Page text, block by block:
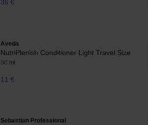
36 €
Aveda
NutriPlenish Conditioner Light Travel Size
50 ml
11 €
Sebastian Professional